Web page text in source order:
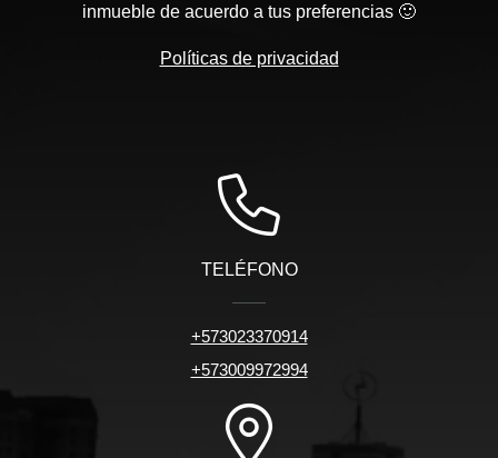
inmueble de acuerdo a tus preferencias 🙂
Políticas de privacidad
TELÉFONO
+573023370914
+573009972994